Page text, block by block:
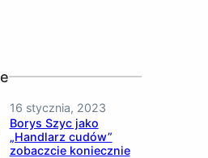
16 stycznia, 2023
Borys Szyc jako
„Handlarz cudów”
zobaczcie koniecznie